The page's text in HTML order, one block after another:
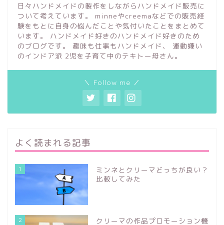
日々ハンドメイドの製作をしながらハンドメイド販売に
ついて考えています。 minneやcreemaなどでの販売経
験をもとに自身の悩んだことや気付いたことをまとめて
います。 ハンドメイド好きのハンドメイド好きのため
のブログです。 趣味も仕事もハンドメイド、 運動嫌い
のインドア派 2児を子育て中のテキトー母さん。
＼ Follow me ／
よく読まれる記事
1
ミンネとクリーマどっちが良い？
比較してみた
2
クリーマの作品プロモーション機